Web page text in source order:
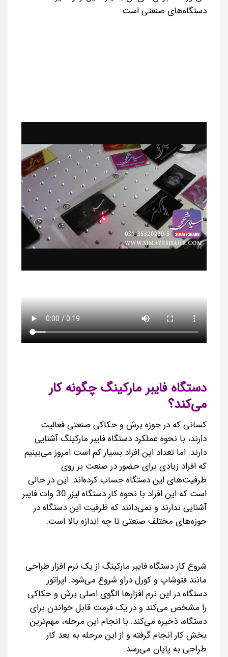
دستگاه‌های صنعتی است.
دستگاه فایبر مارکینگ چگونه کار
می‌کند؟
کسانی که در حوزه برش و حکاکی صنعتی فعالیت
دارند، با نحوه عملکرد دستگاه فایبر مارکینگ آشنایی
دارند. اما تعداد این افراد بسیار کم است امروز می‌بینیم
که افراد زیادی برای حضور در صنعت بر روی
ظرفیت‌های این دستگاه حساب کرده‌اند. این در حالی
است که این افراد با نحوه کار دستگاه لیزر 30 وات فایبر
آشنایی ندارند و نمی‌دانند که ظرفیت این دستگاه در
حوزه‌های مختلف صنعتی تا چه اندازه بالا است.
شروع کار دستگاه فایبر مارکینگ از یک نرم افزار طراحی
مانند فتوشاپ و کورل دراو شروع می‌شود. اپراتور
دستگاه در این نرم افزارها الگوی اصلی برش و حکاکی
را مشخص می‌کند و در یک فرمت قابل خواندن برای
دستگاه، ذخیره می‌کند. با انجام این مرحله، مهم‌ترین
بخش کار انجام گرفته و از این مرحله به بعد کار
طراحی به پایان می‌رسد.